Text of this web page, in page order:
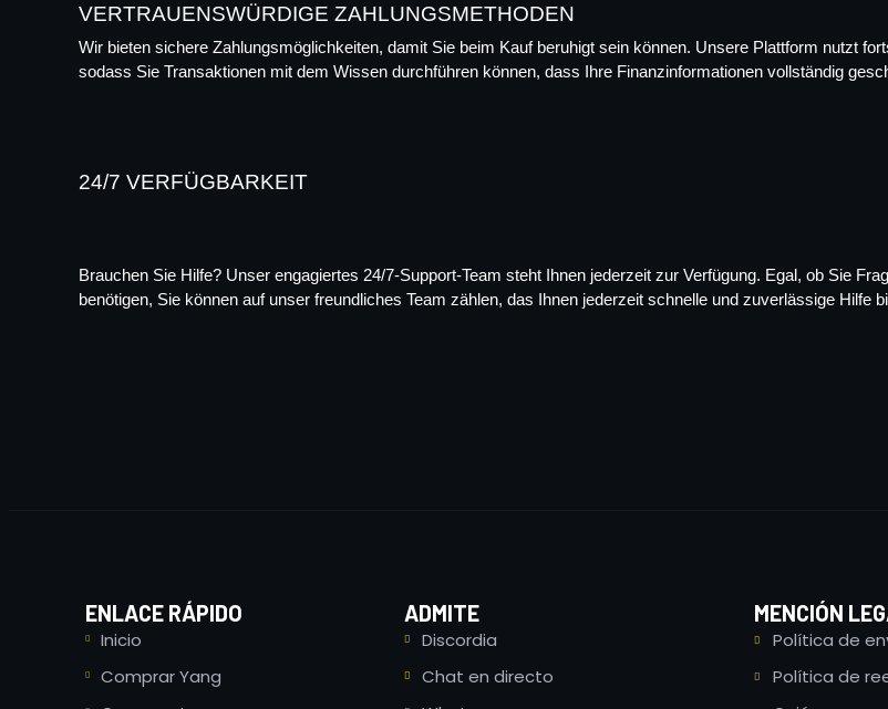
VERTRAUENSWÜRDIGE ZAHLUNGSMETHODEN
Wir bieten sichere Zahlungsmöglichkeiten, damit Sie beim Kauf beruhigt sein können. Unsere Plattform nutzt
sodass Sie Transaktionen mit dem Wissen durchführen können, dass Ihre Finanzinformationen vollständig
24/7 VERFÜGBARKEIT
Brauchen Sie Hilfe? Unser engagiertes 24/7-Support-Team steht Ihnen jederzeit zur Verfügung. Egal, ob Sie
benötigen, Sie können auf unser freundliches Team zählen, das Ihnen jederzeit schnelle und zuverlässige Hilfe
ENLACE RÁPIDO
Inicio
Comprar Yang
ADMITE
Discordia
Chat en directo
MENCIÓN
Política de
Política de